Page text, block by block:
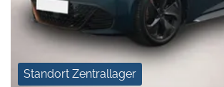
Standort Zentrallager